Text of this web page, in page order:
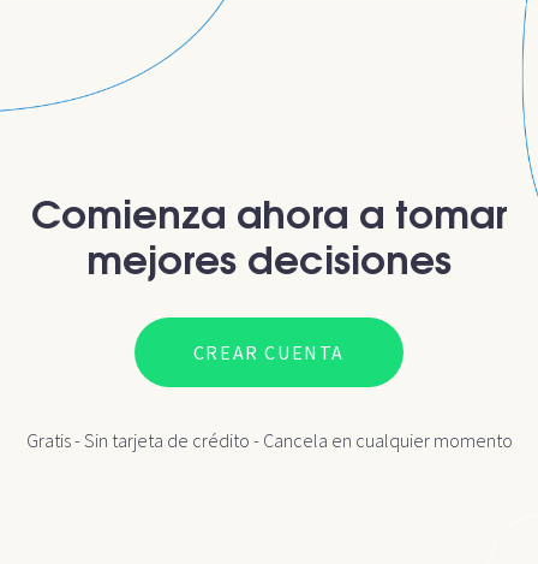
Comienza ahora a tomar
mejores decisiones
CREAR CUENTA
Gratis - Sin tarjeta de crédito - Cancela en cualquier momento